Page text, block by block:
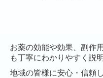
お薬の効能や効果、副作
も丁寧にわかりやすく説
地域の皆様に安心・信頼